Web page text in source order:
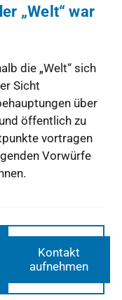
„Welt“ war
die „Welt“ sich
Sicht
über
öffentlich zu
vortragen
Vorwürfe
Kontakt
aufnehmen